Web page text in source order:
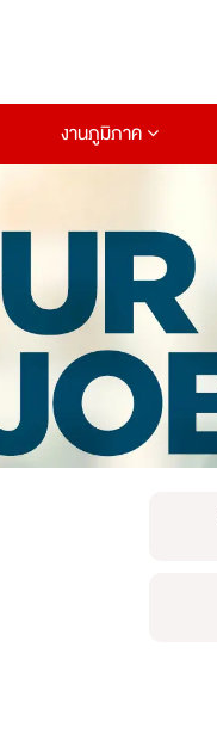
งานภูมิภาค